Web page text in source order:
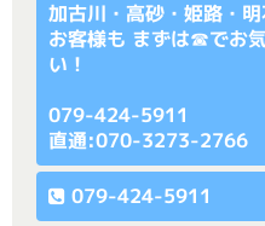
加古川・高砂・姫路・
お客様も まずは☎でお
い！
079-424-5911
直通:070-3273-2766
079-424-5911